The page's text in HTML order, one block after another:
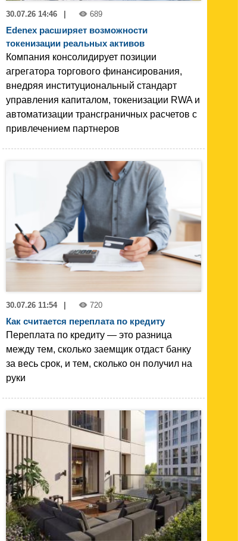
30.07.26 14:46 689
Edenex расширяет возможности
токенизации реальных активов
Компания консолидирует позиции
агрегатора торгового финансирования,
внедряя институциональный стандарт
управления капиталом, токенизации RWA и
автоматизации трансграничных расчетов с
привлечением партнеров
30.07.26 11:54 720
Как считается переплата по кредиту
Переплата по кредиту — это разница
между тем, сколько заемщик отдаст банку
за весь срок, и тем, сколько он получил на
руки